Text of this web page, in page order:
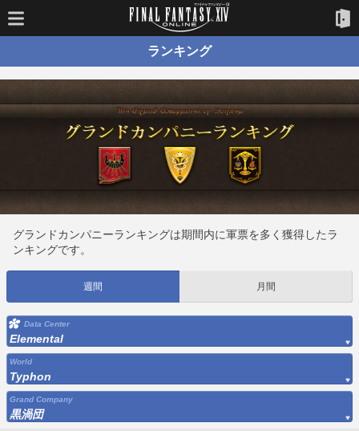
ランキング
グランドカンパニーランキングは期間内に軍票を多く獲得したラ
ンキングです。
週間 月間
Data Center
Elemental
World
Typhon
Grand Company
黒渦団